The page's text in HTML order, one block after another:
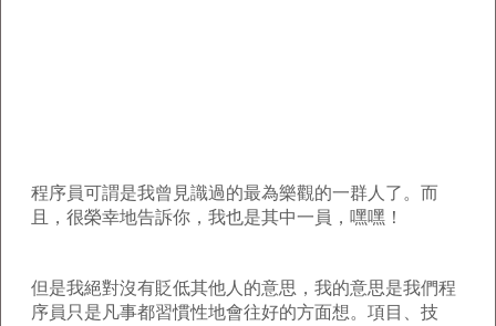
程序員可謂是我曾見識過的最為樂觀的一群人了。而
且，很榮幸地告訴你，我也是其中一員，嘿嘿！
但是我絕對沒有貶低其他人的意思，我的意思是我們程
序員只是凡事都習慣性地會往好的方面想。項目、技